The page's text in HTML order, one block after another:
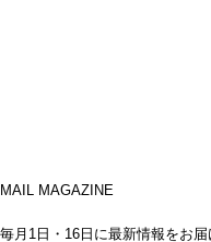
MAIL MAGAZINE
毎月1日・16日に最新情報をお